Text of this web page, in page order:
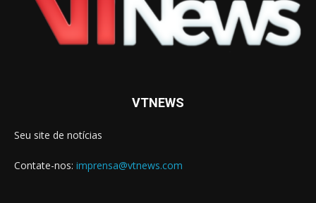
VTNEWS
Seu site de notícias
Contate-nos: imprensa@vtnews.com